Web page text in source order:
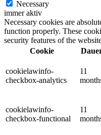
Necessary
immer aktiv
Necessary cookies are
function properly. These
security features of the
Cookie
cookielawinfo-
checkbox-analytics
11
cookielawinfo-
checkbox-functional
11